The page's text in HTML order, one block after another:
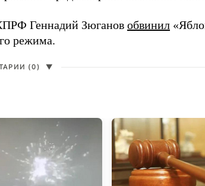
Геннадий Зюганов обвинил
режима.
(0) ▼